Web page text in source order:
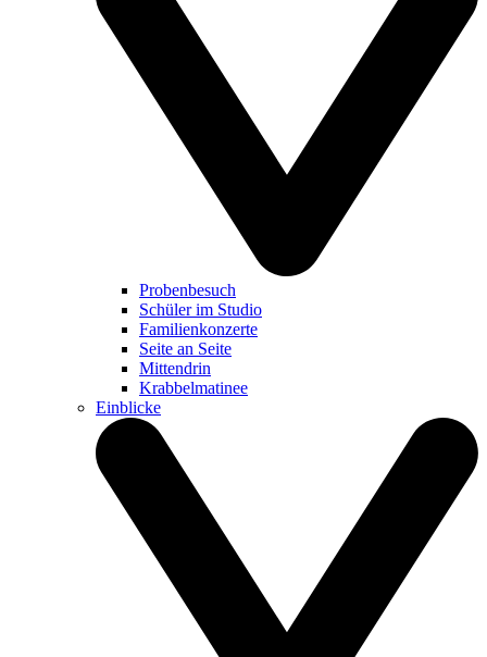
Probenbesuch
Schüler im Studio
Familienkonzerte
Seite an Seite
Mittendrin
Krabbelmatinee
Einblicke